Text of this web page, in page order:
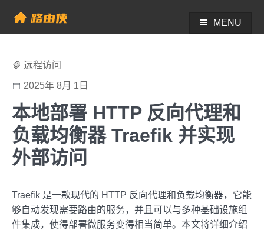
content
帮助中心 - 路由侠
MENU
远程访问
2025年 8月 1日
本地部署 HTTP 反向代理和
负载均衡器 Traefik 并实现
外部访问
Traefik 是一款现代的 HTTP 反向代理和负载均衡器，它能
够自动发现需要路由的服务，并且可以与多种基础设施组
件集成，使得部署微服务变得相当简单。本文将详细介绍